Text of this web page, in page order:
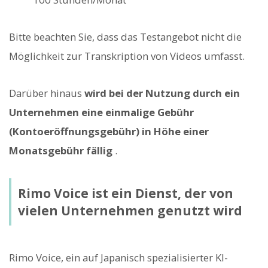
Bitte beachten Sie, dass das Testangebot nicht die
Möglichkeit zur Transkription von Videos umfasst.
Darüber hinaus wird bei der Nutzung durch ein
Unternehmen eine einmalige Gebühr
(Kontoeröffnungsgebühr) in Höhe einer
Monatsgebühr fällig .
Rimo Voice ist ein Dienst, der von
vielen Unternehmen genutzt wird
Rimo Voice, ein auf Japanisch spezialisierter KI-